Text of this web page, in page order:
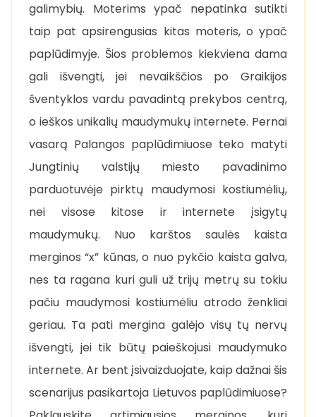
galimybių. Moterims ypač nepatinka sutikti
taip pat apsirengusias kitas moteris, o ypač
paplūdimyje. Šios problemos kiekviena dama
gali išvengti, jei nevaikščios po Graikijos
šventyklos vardu pavadintą prekybos centrą,
o ieškos unikalių maudymukų internete. Pernai
vasarą Palangos paplūdimiuose teko matyti
Jungtinių valstijų miesto pavadinimo
parduotuvėje pirktų maudymosi kostiumėlių,
nei visose kitose ir internete įsigytų
maudymukų. Nuo karštos saulės kaista
merginos “x” kūnas, o nuo pykčio kaista galva,
nes ta ragana kuri guli už trijų metrų su tokiu
pačiu maudymosi kostiumėliu atrodo ženkliai
geriau. Ta pati mergina galėjo visų tų nervų
išvengti, jei tik būtų paieškojusi maudymuko
internete. Ar bent įsivaizduojate, kaip dažnai šis
scenarijus pasikartoja Lietuvos paplūdimiuose?